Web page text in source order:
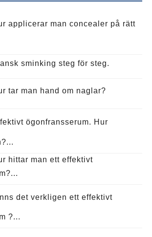
applicerar man concealer på rätt
sminking steg för steg.
tar man hand om naglar?
ögonfransserum. Hur
hittar man ett effektivt
det verkligen ett effektivt
?...